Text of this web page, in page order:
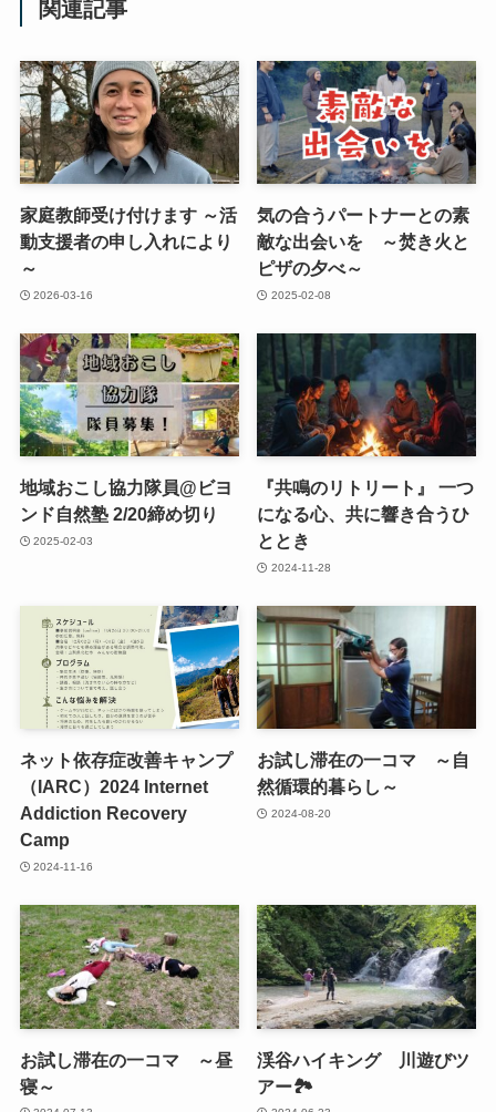
関連記事
家庭教師受け付けます ～活
動支援者の申し入れにより
～
2026-03-16
気の合うパートナーとの素
敵な出会いを ～焚き火と
ピザの夕べ～
2025-02-08
地域おこし協力隊員@ビヨ
ンド自然塾 2/20締め切り
2025-02-03
『共鳴のリトリート』 一つ
になる心、共に響き合うひ
ととき
2024-11-28
ネット依存症改善キャンプ
（IARC）2024 Internet
Addiction Recovery
Camp
2024-11-16
お試し滞在の一コマ ～自
然循環的暮らし～
2024-08-20
お試し滞在の一コマ ～昼
寝～
渓谷ハイキング 川遊びツ
アー🏞